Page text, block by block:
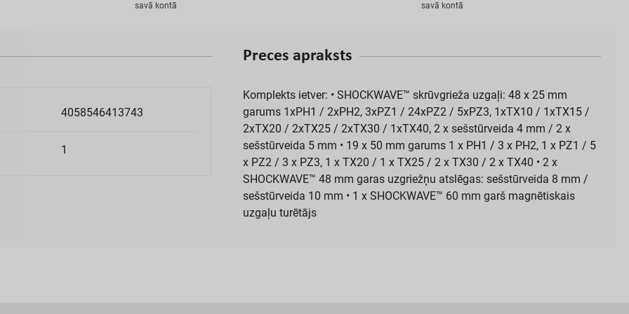
savā kontā
savā kontā
4058546413743
1
Preces apra ksts
Komplekts ietver: • SHOCKWAVE™ skrūvgrieža uzgaļi: 48 x 25 mm
garums 1xPH1 / 2xPH2, 3xPZ1 / 24xPZ2 / 5xPZ3, 1xTX10 / 1xTX15 /
2xTX20 / 2xTX25 / 2xTX30 / 1xTX40, 2 x sešstūrveida 4 mm / 2 x
sešstūrveida 5 mm • 19 x 50 mm garums 1 x PH1 / 3 x PH2, 1 x PZ1 / 5
x PZ2 / 3 x PZ3, 1 x TX20 / 1 x TX25 / 2 x TX30 / 2 x TX40 • 2 x
SHOCKWAVE™ 48 mm garas uzgriežņu atslēgas: sešstūrveida 8 mm /
sešstūrveida 10 mm • 1 x SHOCKWAVE™ 60 mm garš magnētiskais
uzgaļu turētājs